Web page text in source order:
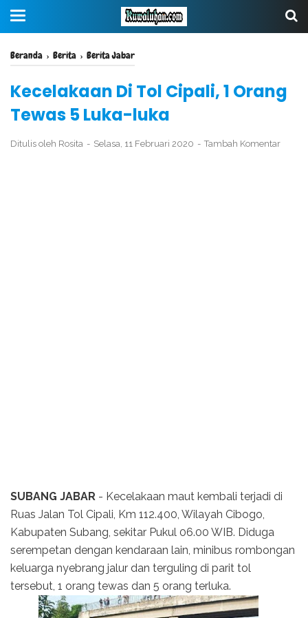
Beranda › Berita › Berita Jabar
Kecelakaan Di Tol Cipali, 1 Orang
Tewas 5 Luka-luka
Ditulis oleh Rosita Selasa, 11 Februari 2020 Tambah Komentar
SUBANG JABAR - Kecelakaan maut kembali terjadi di
Ruas Jalan Tol Cipali, Km 112.400, Wilayah Cibogo,
Kabupaten Subang, sekitar Pukul 06.00 WIB. Diduga
serempetan dengan kendaraan lain, minibus rombongan
keluarga nyebrang jalur dan terguling di parit tol
tersebut, 1 orang tewas dan 5 orang terluka.